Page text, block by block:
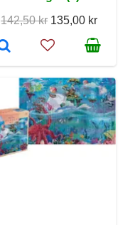
142,50 kr 135,00 kr